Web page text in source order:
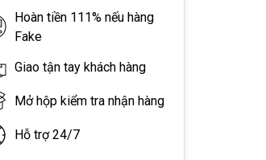
Hoàn tiền 111% nếu hàng
Fake
Giao tận tay khách hàng
Mở hộp kiểm tra nhận hàng
Hỗ trợ 24/7